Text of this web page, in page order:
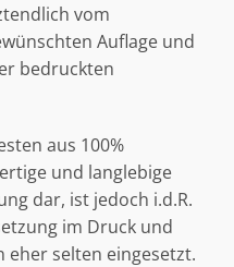
vom
Auflage und
bedruckten
aus 100%
und langlebige
dar, ist jedoch i.d.R.
im Druck und
eher selten eingesetzt.